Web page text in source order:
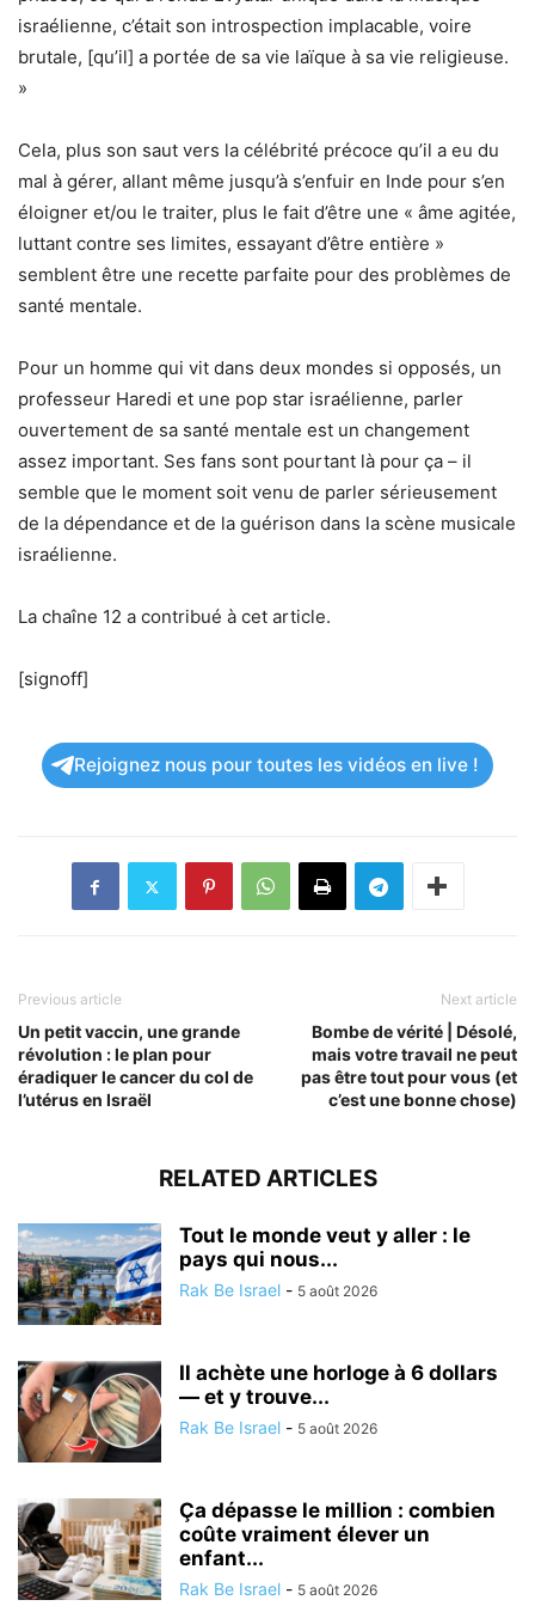
israélienne, c’était son introspection implacable, voire
brutale, [qu’il] a portée de sa vie laïque à sa vie religieuse.
»
Cela, plus son saut vers la célébrité précoce qu’il a eu du
mal à gérer, allant même jusqu’à s’enfuir en Inde pour s’en
éloigner et/ou le traiter, plus le fait d’être une « âme agitée,
luttant contre ses limites, essayant d’être entière »
semblent être une recette parfaite pour des problèmes de
santé mentale.
Pour un homme qui vit dans deux mondes si opposés, un
professeur Haredi et une pop star israélienne, parler
ouvertement de sa santé mentale est un changement
assez important. Ses fans sont pourtant là pour ça – il
semble que le moment soit venu de parler sérieusement
de la dépendance et de la guérison dans la scène musicale
israélienne.
La chaîne 12 a contribué à cet article.
[signoff]
Rejoignez nous pour toutes les vidéos en live !
Previous article
Un petit vaccin, une grande
révolution : le plan pour
éradiquer le cancer du col de
l’utérus en Israël
Next article
Bombe de vérité | Désolé,
mais votre travail ne peut
pas être tout pour vous (et
c’est une bonne chose)
RELATED ARTICLES
Tout le monde veut y aller : le
pays qui nous...
Rak Be Israel - 5 août 2026
Il achète une horloge à 6 dollars
— et y trouve...
Rak Be Israel - 5 août 2026
Ça dépasse le million : combien
coûte vraiment élever un
enfant...
Rak Be Israel - 5 août 2026